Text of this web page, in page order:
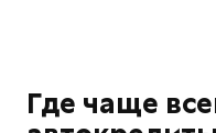
Где чаще